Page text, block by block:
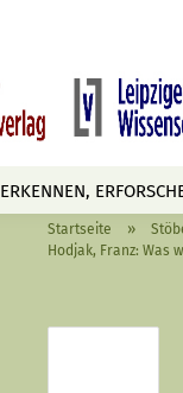
ERKENNEN,
Startseite »
Hodjak, Franz: Was